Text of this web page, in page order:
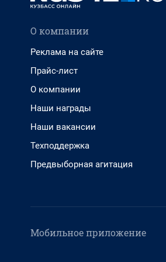
О компании
Реклама на сайте
Прайс-лист
О компании
Наши награды
Наши вакансии
Техподдержка
Предвыборная агитация
Мобильное приложение